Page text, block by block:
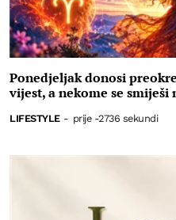
Ponedjeljak donosi
vijest, a nekome se smiješi
LIFESTYLE - prije -2736 sekundi